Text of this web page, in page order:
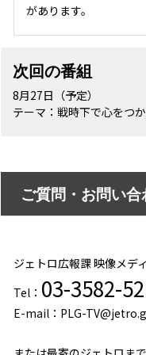
があります。
次回の番組
8月27日（予定）
テーマ：戦時下で心をつ
ご質問・お問い合
ジェトロ広報課 映像メデ
Tel： 03-3582-
E-mail：PLG-